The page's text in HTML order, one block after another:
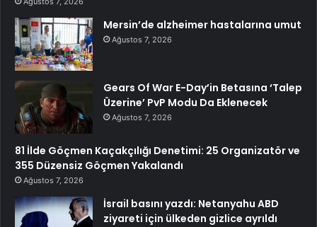
Mersin’de alzheimer hastalarına umut
Ağustos 7, 2026
Gears Of War E-Day’in Betasına ‘Talep
Üzerine’ PvP Modu Da Eklenecek
Ağustos 7, 2026
81 İlde Göçmen Kaçakçılığı Denetimi: 25 Organizatör ve
355 Düzensiz Göçmen Yakalandı
Ağustos 7, 2026
İsrail basını yazdı: Netanyahu ABD
ziyareti için ülkeden gizlice ayrıldı